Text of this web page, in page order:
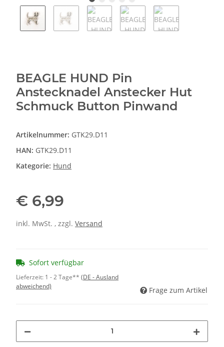
BEAGLE HUND Pin
Anstecknadel Anstecker Hut
Schmuck Button Pinwand
Artikelnummer: GTK29.D11
HAN: GTK29.D11
Kategorie: Hund
€ 6,99
inkl. MwSt. , zzgl. Versand
Sofort verfügbar
Lieferzeit: 1 - 2 Tage** (DE - Ausland
abweichend)
Frage zum Artikel